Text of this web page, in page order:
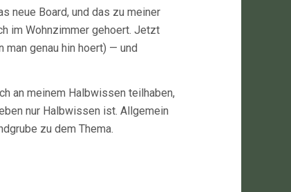
neue Board, und das zu meiner
im Wohnzimmer gehoert. Jetzt
man genau hin hoert) — und
an meinem Halbwissen teilhaben,
nur Halbwissen ist. Allgemein
zu dem Thema.